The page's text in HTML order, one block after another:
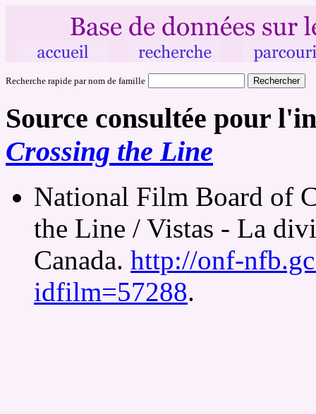
Recherche rapide par nom de famille
Source consultée pour
Crossing the Line
National Film Board of
the Line / Vistas - La
Canada. http://onf-
idfilm=57288.